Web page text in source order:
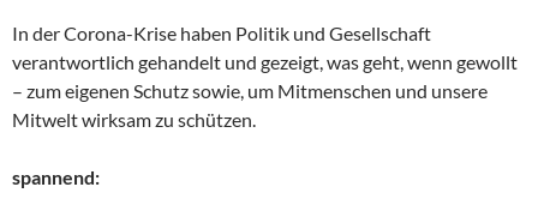
In der Corona-Krise haben Politik und Gesellschaft
verantwortlich gehandelt und gezeigt, was geht, wenn gewollt
– zum eigenen Schutz sowie, um Mitmenschen und unsere
Mitwelt wirksam zu schützen.
spannend: